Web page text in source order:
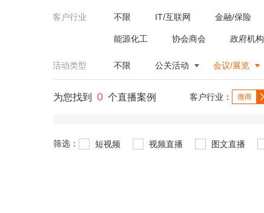
客户行业 不限 IT/互联网 金融/保险
能源化工 协会商会 政府机构
活动类型 不限 公关活动 会议/展览
为您找到 0 个直播案例 客户行业： 微商
筛选： 短视频 视频直播 图文直播